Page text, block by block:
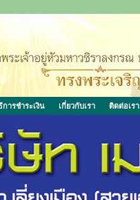
การชำระเงิน เกี่ยวกับเรา ติดต่อเรา